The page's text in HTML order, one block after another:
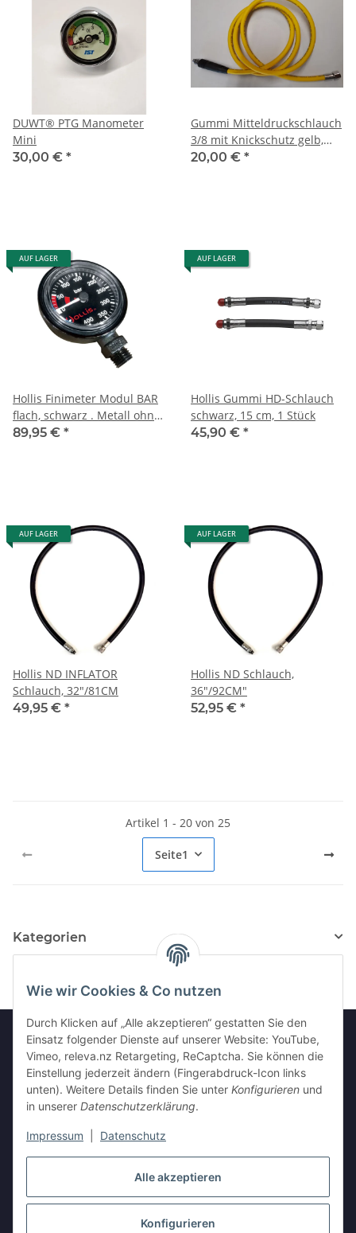
Alle akzeptieren
Konfigurieren
Wie wir Cookies & Co nutzen
Durch Klicken auf „Alle akzeptieren“ gestatten Sie den
Einsatz folgender Dienste auf unserer Website: YouTube,
Vimeo, releva.nz Retargeting, ReCaptcha. Sie können die
Einstellung jederzeit ändern (Fingerabdruck-Icon links
unten). Weitere Details finden Sie unter Konfigurieren und
in unserer Datenschutzerklärung.
Impressum Datenschutz
DUWT® PTG Manometer
Mini
30,00 € *
Gummi Mitteldruckschlauch
3/8 mit Knickschutz gelb,
100 cm
20,00 € *
AUF LAGER
Hollis Finimeter Modul BAR
flach, schwarz . Metall ohne
Cover
89,95 € *
AUF LAGER
Hollis Gummi HD-Schlauch
schwarz, 15 cm, 1 Stück
45,90 € *
AUF LAGER
Hollis ND INFLATOR
Schlauch, 32"/81CM
49,95 € *
AUF LAGER
Hollis ND Schlauch,
36"/92CM"
52,95 € *
Artikel 1 - 20 von 25
Seite1
Kategorien
Informationen
Gesetzliche Informationen
Vertrag widerrufen